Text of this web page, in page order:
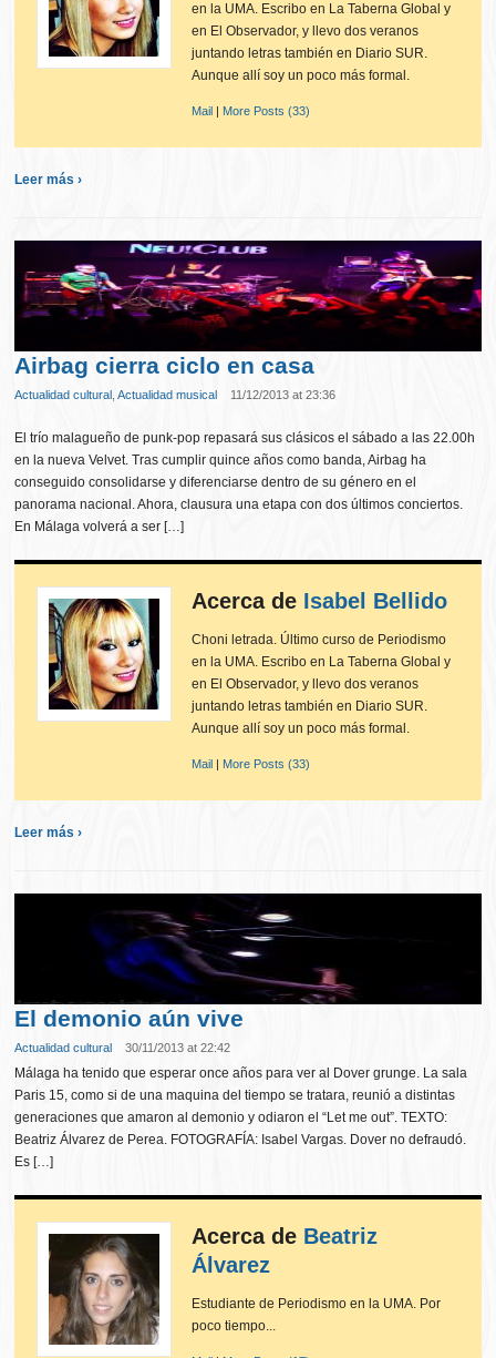
en la UMA. Escribo en La Taberna Global y
en El Observador, y llevo dos veranos
juntando letras también en Diario SUR.
Aunque allí soy un poco más formal.
Mail | More Posts (33)
Leer más ›
Airbag cierra ciclo en casa
Actualidad cultural ,Actualidad musical 11/12/2013 at 23:36
El trío malagueño de punk-pop repasará sus clásicos el sábado a las 22.00h
en la nueva Velvet. Tras cumplir quince años como banda, Airbag ha
conseguido consolidarse y diferenciarse dentro de su género en el
panorama nacional. Ahora, clausura una etapa con dos últimos conciertos.
En Málaga volverá a ser […]
Acerca de Isabel Bellido
Choni letrada. Último curso de Periodismo
en la UMA. Escribo en La Taberna Global y
en El Observador, y llevo dos veranos
juntando letras también en Diario SUR.
Aunque allí soy un poco más formal.
Mail | More Posts (33)
Leer más ›
El demonio aún vive
Actualidad cultural 30/11/2013 at 22:42
Málaga ha tenido que esperar once años para ver al Dover grunge. La sala
Paris 15, como si de una maquina del tiempo se tratara, reunió a distintas
generaciones que amaron al demonio y odiaron el “Let me out”. TEXTO:
Beatriz Álvarez de Perea. FOTOGRAFÍA: Isabel Vargas. Dover no defraudó.
Es […]
Acerca de Beatriz
Álvarez
Estudiante de Periodismo en la UMA. Por
poco tiempo...